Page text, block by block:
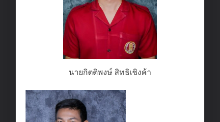
นายกิตติพงษ์ สิทธิเชิงค้า